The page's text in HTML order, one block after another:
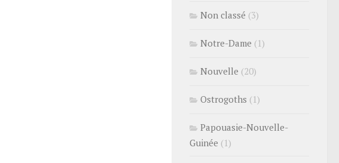
Non classé (3)
Notre-Dame (1)
Nouvelle (20)
Ostrogoths (1)
Papouasie-Nouvelle-
Guinée (1)